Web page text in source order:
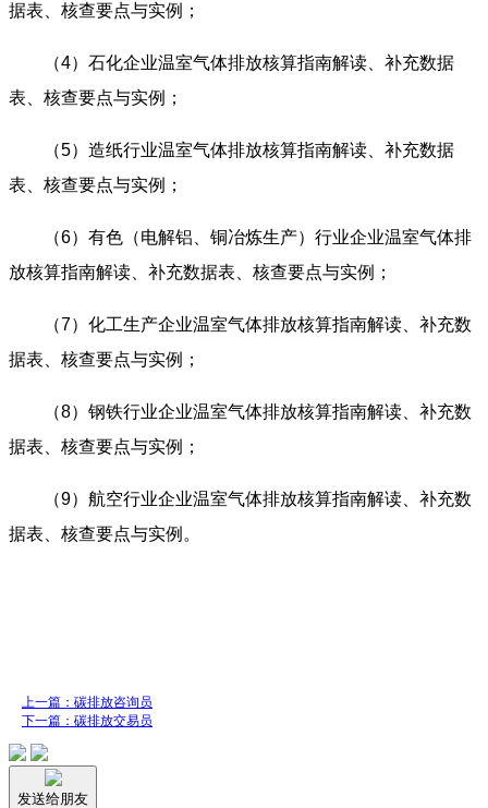
据表、核查要点与实例；
（4） 石化企业温室气体排放核算指南解读、补充数据
表、核查要点与实例；
（5） 造纸行业温室气体排放核算指南解读、补充数据
表、核查要点与实例；
（6） 有色（电解铝、铜冶炼生产）行业企业温室气体排
放核算指南解读、补充数据表、核查要点与实例；
（7） 化工生产企业温室气体排放核算指南解读、补充数
据表、核查要点与实例；
（8） 钢铁行业企业温室气体排放核算指南解读、补充数
据表、核查要点与实例；
（9） 航空行业企业温室气体排放核算指南解读、补充数
据表、核查要点与实例。
上一篇：碳排放咨询员
下一篇：碳排放交易员
发送给朋友